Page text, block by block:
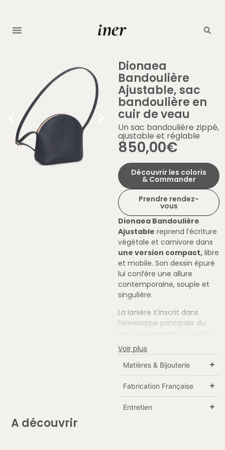
Dionaea
Bandoulière
Ajustable, sac
bandoulière en
cuir de veau
Un sac bandoulière zippé,
ajustable et réglable
850,00€
Découvrir les coloris
& Commander
Prendre rendez-
vous
Dionaea Bandoulière
Ajustable reprend l’écriture
végétale et carnivore dans
une version compact, libre
et mobile. Son dessin épuré
lui confère une allure
contemporaine, souple et
singulière.
La lanière s’inscrit dans
l’enveloppe principale du
de la ligne dans un même
geste de cuir. Cette
continuité renforce la
pureté du modèle et
souligne l’harmonie de sa
silhouette.Ajustable et
réglable, elle accompagne
Voir plus
Matières & Bijouterie
Fabrication Française
Entretien
A découvrir